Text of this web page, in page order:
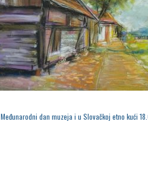
Međunarodni dan muzeja i u Slovačkoj etno kući